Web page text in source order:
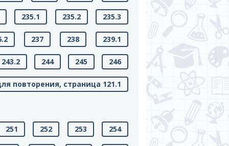
235.1 235.2 235.3
237 238 239.1
243.2 244 245 246
повторения, страница 121.1
251 252 253 254